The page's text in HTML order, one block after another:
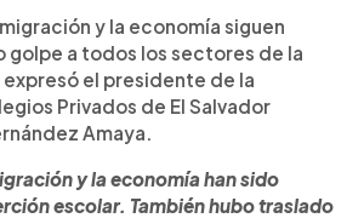
artículo
y la economía siguen
golpe a todos los sectores de la
el presidente de la
Privados de El Salvador
Amaya.
y la economía han sido
escolar. También hubo traslado